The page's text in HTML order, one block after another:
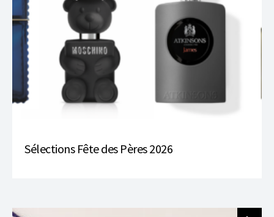
Sélections Fête des Pères 2026